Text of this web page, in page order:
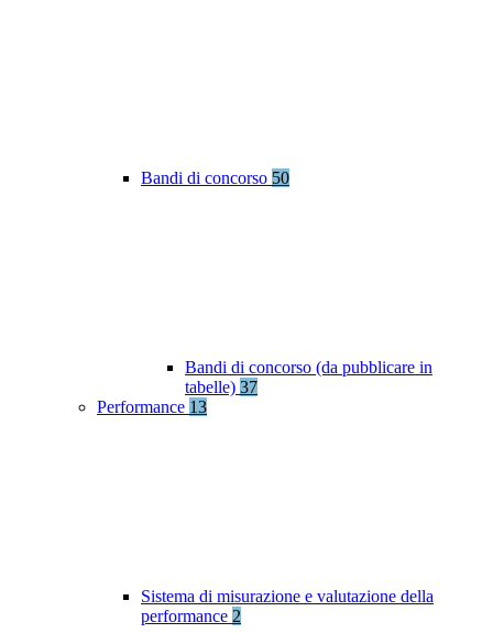
Bandi di concorso 50
Bandi di concorso (da pubblicare in
tabelle) 37
Performance 13
Sistema di misurazione e valutazione della
performance 2